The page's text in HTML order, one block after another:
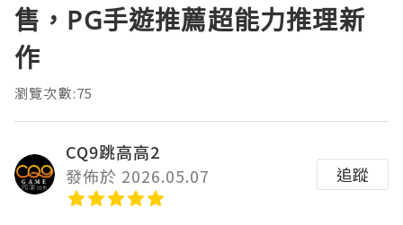
售，PG手遊推薦超能力推理新
作
瀏覽次數:75
CQ9跳高高2
發佈於 2026.05.07
追蹤